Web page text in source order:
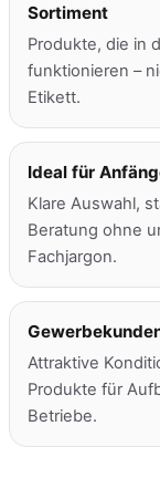
Sortiment
Produkte, die in
funktionieren –
Etikett.
Ideal für
Klare Auswahl,
Beratung ohne
Fachjargon.
Attraktive
Produkte für
Betriebe.